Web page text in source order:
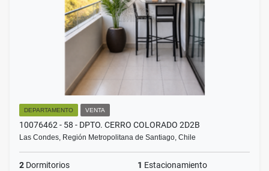
DEPARTAMENTO VENTA
10076462 - 58 - DPTO. CERRO COLORADO 2D2B
Las Condes, Región Metropolitana de Santiago, Chile
2 Dormitorios 1 Estacionamiento